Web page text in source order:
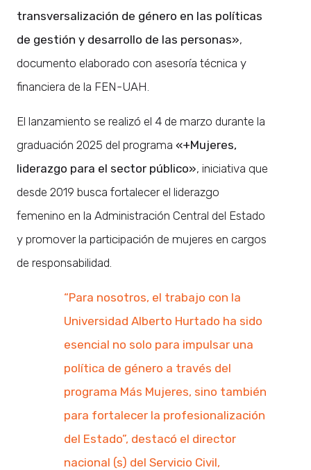
transversalización de género en las políticas
de gestión y desarrollo de las personas»,
documento elaborado con asesoría técnica y
financiera de la FEN-UAH.
El lanzamiento se realizó el 4 de marzo durante la
graduación 2025 del programa «+Mujeres,
liderazgo para el sector público», iniciativa que
desde 2019 busca fortalecer el liderazgo
femenino en la Administración Central del Estado
y promover la participación de mujeres en cargos
de responsabilidad.
“Para nosotros, el trabajo con la
Universidad Alberto Hurtado ha sido
esencial no solo para impulsar una
política de género a través del
programa Más Mujeres, sino también
para fortalecer la profesionalización
del Estado”, destacó el director
nacional (s) del Servicio Civil,